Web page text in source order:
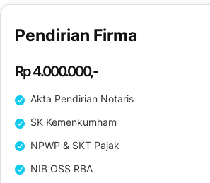
Pendirian Firma
Rp 4.000.000,-
Akta Pendirian Notaris
SK Kemenkumham
NPWP & SKT Pajak
NIB OSS RBA